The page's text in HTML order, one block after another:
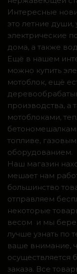
Интересные
это летние
электрические
дома, а также
Ещё в нашем
можно купить
мотоблок, ещё
производства, а
мотоблоками,
топливе,
оборудованием.
Наш магазин
мешает нам
большинство
отправляем
некоторые
весом и мы
лучше узнать по
ваше внимание,
осуществляется
заказа. Все